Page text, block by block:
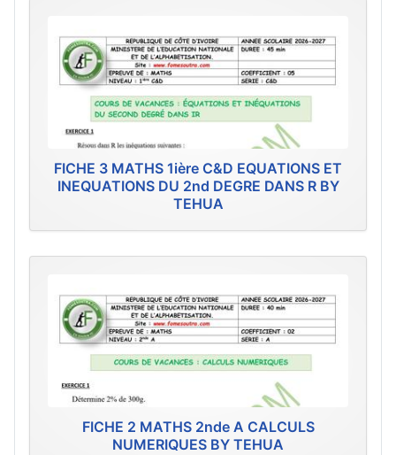
FICHE 3 MATHS 1ière C&D EQUATIONS ET
INEQUATIONS DU 2nd DEGRE DANS R BY
TEHUA
FICHE 2 MATHS 2nde A CALCULS
NUMERIQUES BY TEHUA